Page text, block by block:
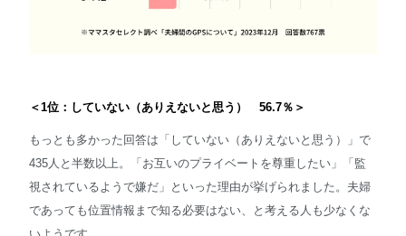
＜1位：していない（ありえないと思う） 56.7％＞
もっとも多かった回答は「していない（ありえないと思う）」で
435人と半数以上。「お互いのプライベートを尊重したい」「監
視されているようで嫌だ」といった理由が挙げられました。夫婦
であっても位置情報まで知る必要はない、と考える人も少なくな